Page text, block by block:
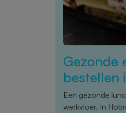
Gezonde
bestellen
Een gezonde
werkvloer. In